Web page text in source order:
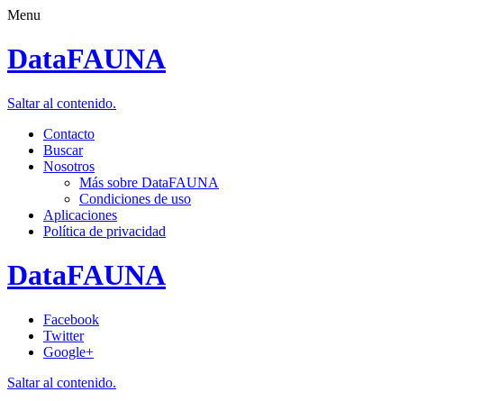
Menu
DataFAUNA
Saltar al contenido.
Contacto
Buscar
Nosotros
Más sobre DataFAUNA
Condiciones de uso
Aplicaciones
Política de privacidad
DataFAUNA
Facebook
Twitter
Google+
Saltar al contenido.